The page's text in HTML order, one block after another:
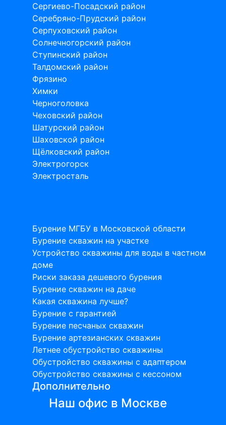
Сергиево-Посадский район
Серебряно-Прудский район
Серпуховский район
Солнечногорский район
Ступинский район
Талдомский район
Фрязино
Химки
Черноголовка
Чеховский район
Шатурский район
Шаховской район
Щёлковский район
Электрогорск
Электросталь
Бурение МГБУ в Московской области
Бурение скважин на участке
Устройство скважины для воды в частном
доме
Риски заказа дешевого бурения
Бурение скважин на даче
Какая скважина лучше?
Бурение с гарантией
Бурение песчаных скважин
Бурение артезианских скважин
Летнее обустройство скважины
Обустройство скважины с адаптером
Обустройство скважины с кессоном
Дополнительно
Наш офис в Москве